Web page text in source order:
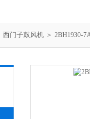
西门子鼓风机 ＞ 2BH1930-